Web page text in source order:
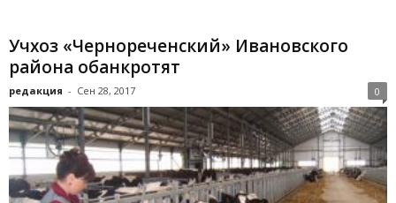
Учхоз «Чернореченский» Ивановского
района обанкротят
редакция - Сен 28, 2017 0